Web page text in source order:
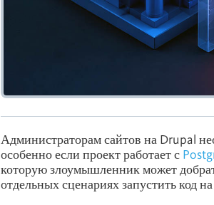
Администраторам сайтов на Drupal
особенно если проект работает с
которую злоумышленник может
отдельных сценариях запустить код на